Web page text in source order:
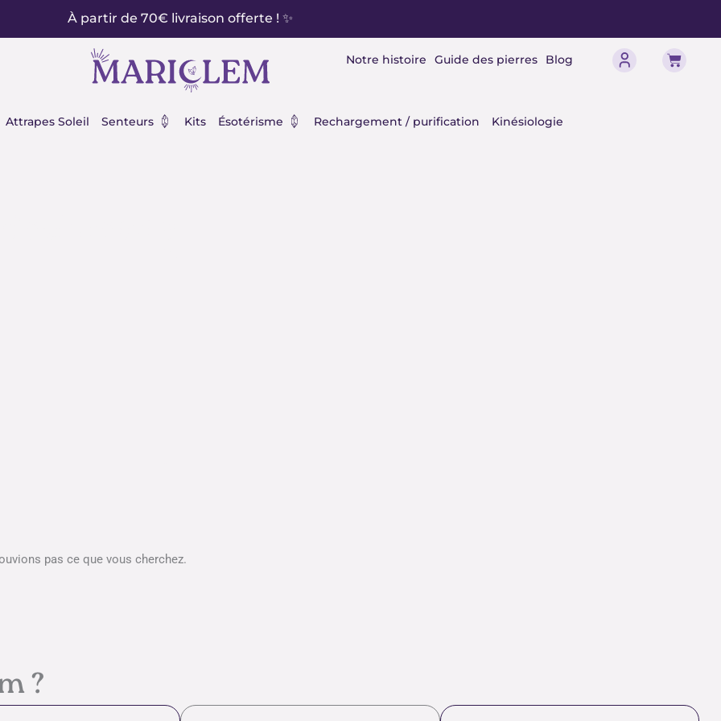
À partir de 70€ livraison offerte ! ✨
Notre histoire Guide des pierres Blog Panier
Attrapes Soleil Senteurs Ouvrir Senteurs
Kits Ésotérisme Ouvrir Ésotérisme
Rechargement / purification Kinésiologie
pas ce que vous cherchez.
?